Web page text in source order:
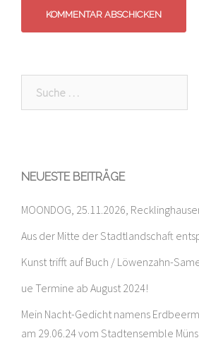
NEUESTE BEITRÄGE
MOONDOG, 25.11.2026,
Aus der Mitte der Stadtlandschaft
Kunst trifft auf Buch / Löwenzahn-
ue Termine ab August 2024!
Mein Nacht-Gedicht namens
am 29.06.24 vom Stadtensemble